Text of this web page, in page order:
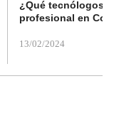
¿Qué tecnólogos
profesional en
13/02/2024